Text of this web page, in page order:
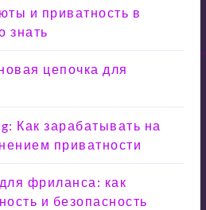
и приватность в
знать
цепочка для
Как зарабатывать на
приватности
фриланса: как
и безопасность